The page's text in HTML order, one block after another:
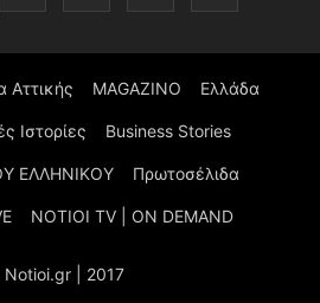
Αττικής MAGAZINO Ελλάδα
Ιστορίες Business Stories
ΕΛΛΗΝΙΚΟΥ Πρωτοσέλιδα
NOTIOI TV | ON DEMAND
| 2017